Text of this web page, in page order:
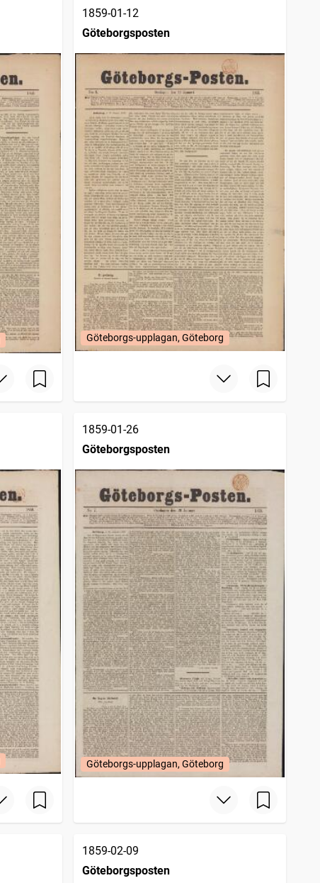
1859-01-12
Göteborgsposten
Göteborgs-upplagan, Göteborg
1859-01-26
Göteborgsposten
Göteborgs-upplagan, Göteborg
1859-02-09
Göteborgsposten